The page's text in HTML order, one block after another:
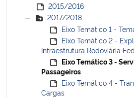
2015/2016
2017/2018
Eixo Temático 1 -
Eixo Temático 2 -
Infraestrutura Rodoviária
Eixo Temático 3 -
Passageiros
Eixo Temático 4 -
Cargas